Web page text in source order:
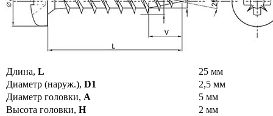
Длина, L
25 мм
Диаметр (наруж.), D1
2,5 мм
Диаметр головки, A
5 мм
Высота головки, H
2 мм